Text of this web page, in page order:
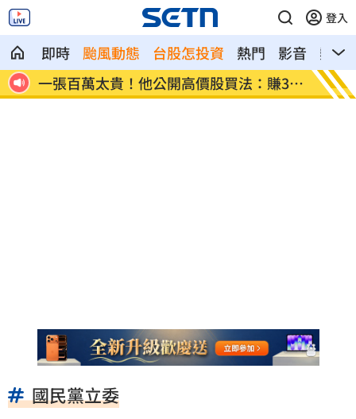
登入
即時 颱風動態 台股怎投資 熱門 影音
熱搜
30
獨／海外遊學增強外語 台人夯英、美、
加
長尾
因
國民黨立委